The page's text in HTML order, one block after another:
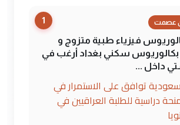
1 عصمت
فيزياء طبية متزوج و
بكالوريوس سكني بغداد أرغب في
داخل ...
توافق على الاستمرار في
100 منحة دراسية للطلبة العراقيين في